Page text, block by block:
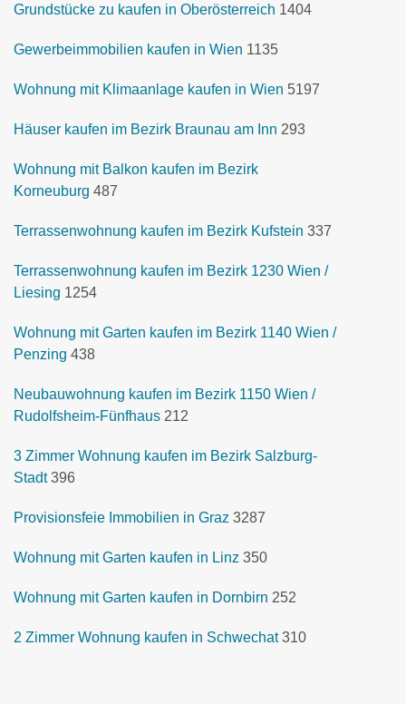
Grundstücke zu kaufen in Oberösterreich 1404
Gewerbeimmobilien kaufen in Wien 1135
Wohnung mit Klimaanlage kaufen in Wien 5197
Häuser kaufen im Bezirk Braunau am Inn 293
Wohnung mit Balkon kaufen im Bezirk
Korneuburg 487
Terrassenwohnung kaufen im Bezirk Kufstein 337
Terrassenwohnung kaufen im Bezirk 1230 Wien /
Liesing 1254
Wohnung mit Garten kaufen im Bezirk 1140 Wien /
Penzing 438
Neubauwohnung kaufen im Bezirk 1150 Wien /
Rudolfsheim-Fünfhaus 212
3 Zimmer Wohnung kaufen im Bezirk Salzburg-
Stadt 396
Provisionsfeie Immobilien in Graz 3287
Wohnung mit Garten kaufen in Linz 350
Wohnung mit Garten kaufen in Dornbirn 252
2 Zimmer Wohnung kaufen in Schwechat 310